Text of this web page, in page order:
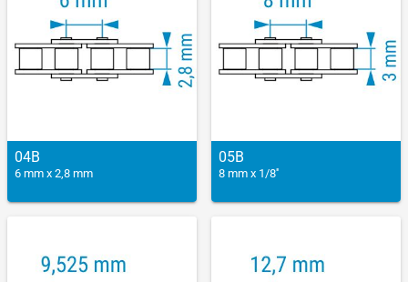
04B
6 mm x 2,8 mm
05B
8 mm x 1/8''